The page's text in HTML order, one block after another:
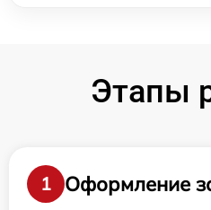
Этапы
1
Оформление